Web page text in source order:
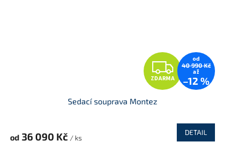
Z
D
R
ZDARMA
od
40 990 Kč
až
–12 %
Sedací souprava Montez
od 36 090 Kč / ks
DETAIL